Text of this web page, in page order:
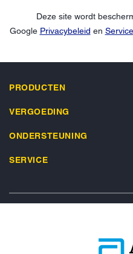
Deze site wordt
Google Privacybeleid en
PRODUCTEN
VERGOEDING
ONDERSTEUNING
SERVICE
Actievoorwaarden